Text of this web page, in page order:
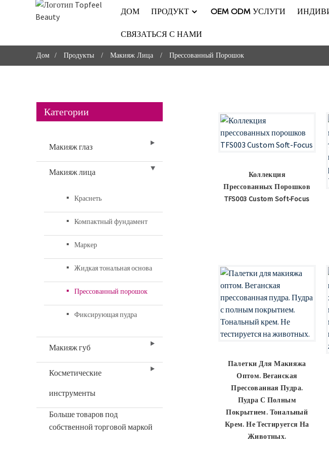
ДОМ ПРОДУКТ OEM ODM УСЛУГИ
СВЯЗАТЬСЯ С НАМИ
Дом Продукты Макияж Лица Прессованный Порошок
Категории
Макияж глаз
Макияж лица
Краснеть
Компактный фундамент
Маркер
Жидкая тональная основа
Прессованный порошок
Фиксирующая пудра
Макияж губ
Косметические
инструменты
Больше товаров под
собственной торговой маркой
Коллекция
Прессованных Порошков
TFS003 Custom Soft-Focus
Палетки Для Макияжа
Оптом. Веганская
Прессованная Пудра.
Пудра С Полным
Покрытием. Тональный
Крем. Не Тестируется На
Животных.